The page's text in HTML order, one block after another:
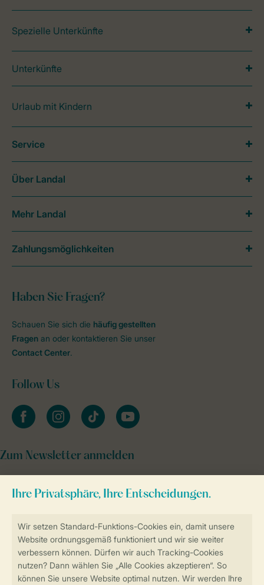
Sicher und schnell zur Online-Buchung
Spezielle Unterkünfte
Unterkünfte
Urlaub mit Kindern
Haben Sie Fragen?
Schauen Sie sich die häufig gestellten
Fragen an oder kontaktieren Sie unser
Contact Center.
Follow Us
facebookinstagramtiktok youtube
Zum Newsletter anmelden
Service
Über Landal
Mehr Landal
Zahlungsmöglichkeiten